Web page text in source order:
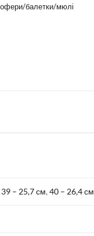
балетки/мюлі
39 – 25,7 см,40 – 26,4 см